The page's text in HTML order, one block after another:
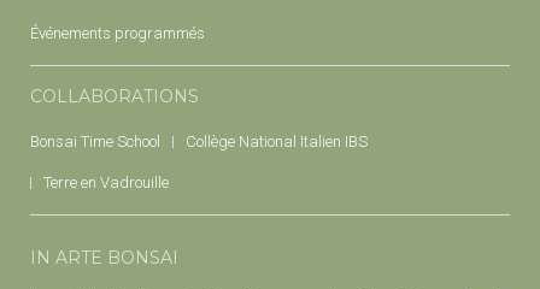
Événements programmés
COLLABORATIONS
Bonsai Time School Collège National Italien IBS
Terre en Vadrouille
IN ARTE BONSAI